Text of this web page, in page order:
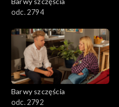
1801–1900
1701–1800
1601–1700
odc. 2794
Barwy szczęścia
odc. 2792